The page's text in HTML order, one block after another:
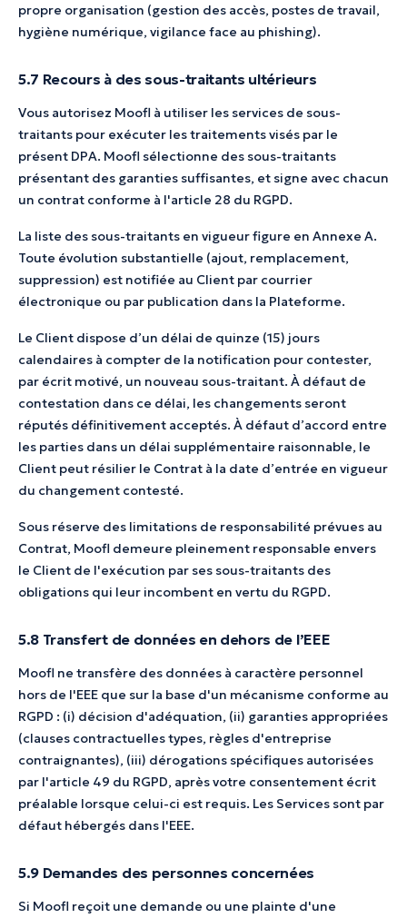
propre organisation (gestion des accès, postes de travail,
hygiène numérique, vigilance face au phishing).
5.7 Recours à des sous-traitants ultérieurs
Vous autorisez Moofl à utiliser les services de sous-
traitants pour exécuter les traitements visés par le
présent DPA. Moofl sélectionne des sous-traitants
présentant des garanties suffisantes, et signe avec chacun
un contrat conforme à l'article 28 du RGPD.
La liste des sous-traitants en vigueur figure en Annexe A.
Toute évolution substantielle (ajout, remplacement,
suppression) est notifiée au Client par courrier
électronique ou par publication dans la Plateforme.
Le Client dispose d’un délai de quinze (15) jours
calendaires à compter de la notification pour contester,
par écrit motivé, un nouveau sous-traitant. À défaut de
contestation dans ce délai, les changements seront
réputés définitivement acceptés. À défaut d’accord entre
les parties dans un délai supplémentaire raisonnable, le
Client peut résilier le Contrat à la date d’entrée en vigueur
du changement contesté.
Sous réserve des limitations de responsabilité prévues au
Contrat, Moofl demeure pleinement responsable envers
le Client de l'exécution par ses sous-traitants des
obligations qui leur incombent en vertu du RGPD.
5.8 Transfert de données en dehors de l’EEE
Moofl ne transfère des données à caractère personnel
hors de l'EEE que sur la base d'un mécanisme conforme au
RGPD : (i) décision d'adéquation, (ii) garanties appropriées
(clauses contractuelles types, règles d'entreprise
contraignantes), (iii) dérogations spécifiques autorisées
par l'article 49 du RGPD, après votre consentement écrit
préalable lorsque celui-ci est requis. Les Services sont par
défaut hébergés dans l'EEE.
5.9 Demandes des personnes concernées
Si Moofl reçoit une demande ou une plainte d'une